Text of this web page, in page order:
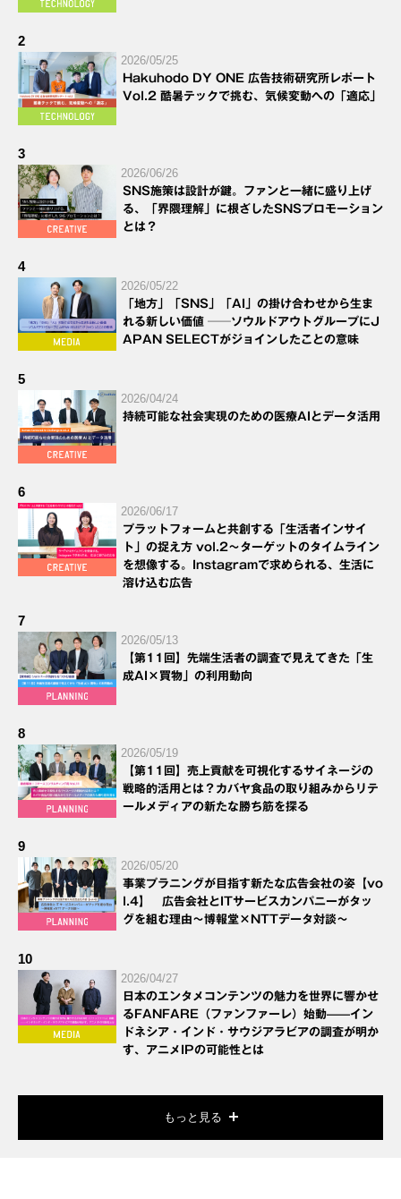
2
2026/05/25
Hakuhodo DY ONE 広告技術研究所レポート
Vol.2 酷暑テックで挑む、気候変動への「適応」
3
2026/06/26
SNS施策は設計が鍵。ファンと一緒に盛り上げ
る、「界隈理解」に根ざしたSNSプロモーション
とは？
4
2026/05/22
「地方」「SNS」「AI」の掛け合わせから生ま
れる新しい価値 ──ソウルドアウトグループにJ
APAN SELECTがジョインしたことの意味
5
2026/04/24
持続可能な社会実現のための医療AIとデータ活用
6
2026/06/17
プラットフォームと共創する「生活者インサイ
ト」の捉え方 vol.2～ターゲットのタイムライン
を想像する。Instagramで求められる、生活に
溶け込む広告
7
2026/05/13
【第11回】先端生活者の調査で見えてきた「生
成AI×買物」の利用動向
8
2026/05/19
【第11回】売上貢献を可視化するサイネージの
戦略的活用とは？カバヤ食品の取り組みからリテ
ールメディアの新たな勝ち筋を探る
9
2026/05/20
事業プラニングが目指す新たな広告会社の姿【vo
l.4】 広告会社とITサービスカンパニーがタッ
グを組む理由～博報堂×NTTデータ対談～
10
2026/04/27
日本のエンタメコンテンツの魅力を世界に響かせ
るFANFARE（ファンファーレ）始動——イン
ドネシア・インド・サウジアラビアの調査が明か
す、アニメIPの可能性とは
もっと見る